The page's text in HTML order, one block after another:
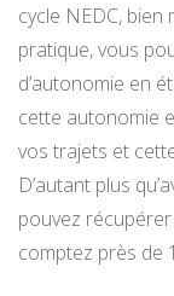
cycle NEDC, bien
pratique, vous
d’autonomie en
cette autonomie
vos trajets et
D’autant plus
pouvez
comptez près de